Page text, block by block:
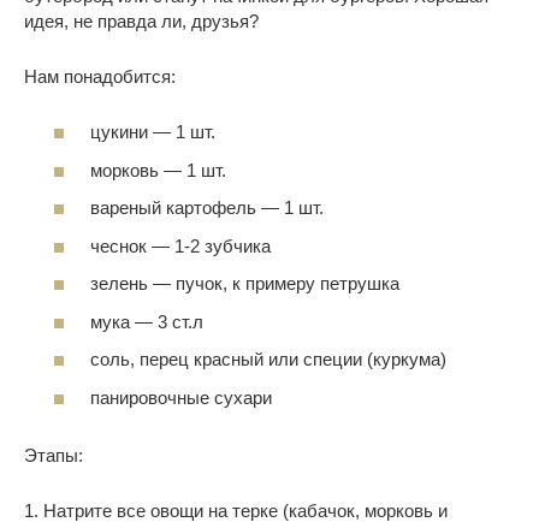
идея, не правда ли, друзья?
Нам понадобится:
цукини — 1 шт.
морковь — 1 шт.
вареный картофель — 1 шт.
чеснок — 1-2 зубчика
зелень — пучок, к примеру петрушка
мука — 3 ст.л
соль, перец красный или специи (куркума)
панировочные сухари
Этапы:
1. Натрите все овощи на терке (кабачок, морковь и